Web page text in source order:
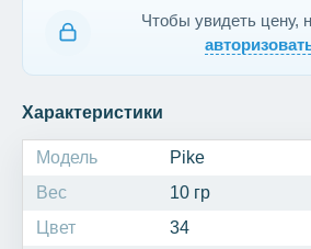
Чтобы увидеть цену,
Характеристики
Модель
Pike
Вес
10 гр
Цвет
34